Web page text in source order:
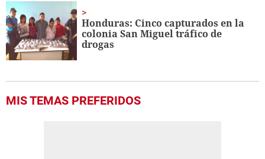
Honduras: Cinco capturados en la
colonia San Miguel tráfico de
drogas
MIS TEMAS PREFERIDOS